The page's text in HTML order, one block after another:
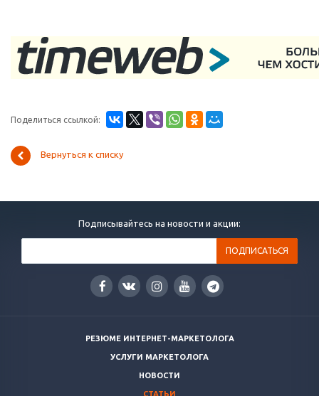
Поделиться ссылкой:
Вернуться к списку
Подписывайтесь на новости и акции:
РЕЗЮМЕ ИНТЕРНЕТ-МАРКЕТОЛОГА
УСЛУГИ МАРКЕТОЛОГА
НОВОСТИ
СТАТЬИ